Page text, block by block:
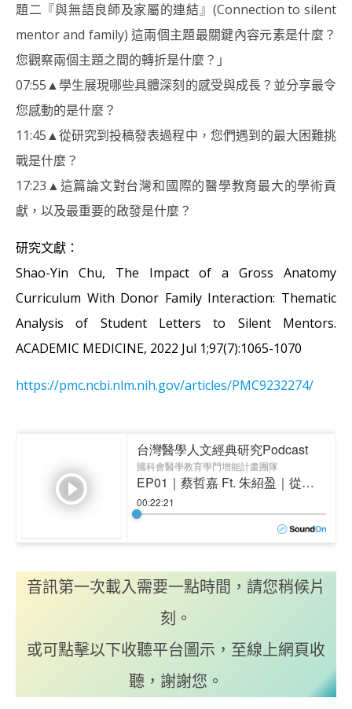
題二『與無語良師及家屬的連結』(Connection to silent
mentor and family) 這兩個主題最關鍵內容元素是什麼？
您觀察兩個主題之間的轉折是什麼？」
07:55▲學生展現哪些具體深刻的感受與成長？並分享最令
您感動的是什麼？
11:45▲從研究到投稿發表過程中，您們遇到的最大困難挑
戰是什麼？
17:23▲這篇論文對台灣和國際的醫學教育最大的學術貢
獻，以及最重要的啟發是什麼？
研究文獻：
Shao-Yin Chu, The Impact of a Gross Anatomy
Curriculum With Donor Family Interaction: Thematic
Analysis of Student Letters to Silent Mentors.
ACADEMIC MEDICINE, 2022 Jul 1;97(7):1065-1070
https://pmc.ncbi.nlm.nih.gov/articles/PMC9232274/
音訊第一次載入需要一點時間，請您稍候片
刻。
或可點擊以下收聽平台圖示，至線上網頁收
聽，謝謝您。